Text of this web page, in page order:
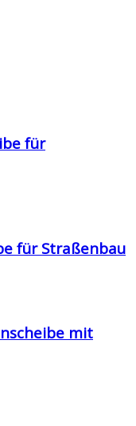
für
für Straßenbau
mit